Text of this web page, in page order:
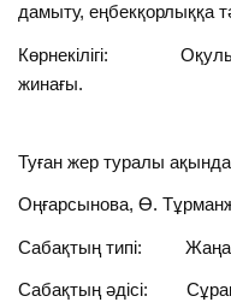
дамыту, еңбекқорлыққа
Көрнекілігі: Оқулық
жинағы.
Туған жер туралы
Оңғарсынова, Ө.
Сабақтың типі: Жаңа
Сабақтың әдісі: Сұрақ